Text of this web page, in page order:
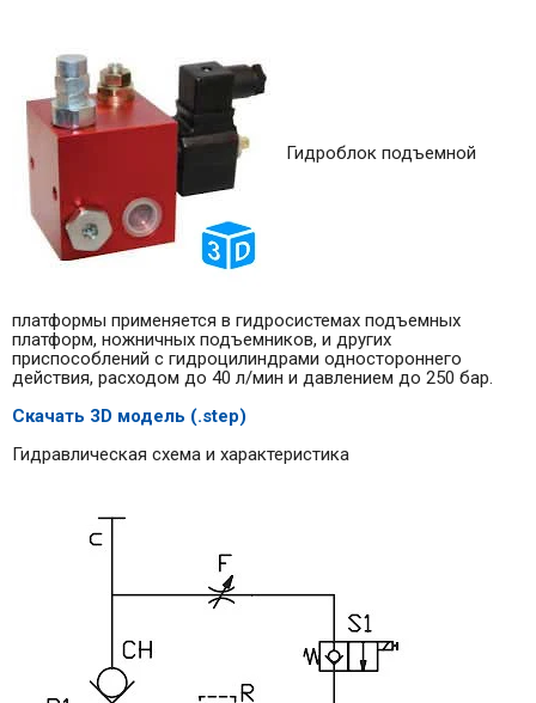
Гидроблок подъемной
платформы применяется в гидросистемах подъемных
платформ, ножничных подъемников, и других
приспособлений с гидроцилиндрами одностороннего
действия, расходом до 40 л/мин и давлением до 250 бар.
Скачать 3D модель (.step)
Гидравлическая схема и характеристика